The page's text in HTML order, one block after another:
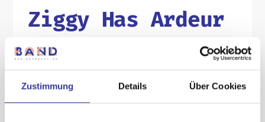
Zustimmung Details Über Cookies
Ziggy Has Ardeur